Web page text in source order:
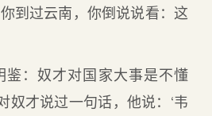
到过云南，你倒说说看：这
鉴：奴才对国家大事是不懂
奴才说过一句话，他说：‘韦